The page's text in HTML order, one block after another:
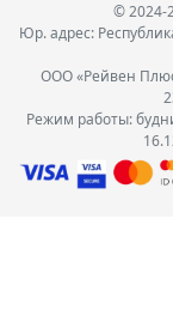
© 2024-
Юр. адрес:
ООО «Рейвен
Режим работы: